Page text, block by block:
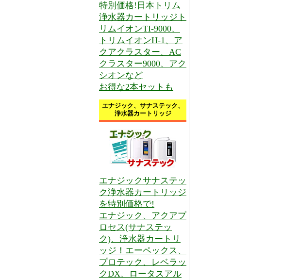
特別価格!日本トリム
浄水器カートリッジト
リムイオンTI-9000、
トリムイオンH-1、ア
クアクラスター、AC
クラスター9000、アク
シオンなど
お得な2本セットも
エナジック、サナステック、
浄水器カートリッジ
エナジックサナステッ
ク浄水器カートリッジ
を特別価格で!
エナジック、アクアプ
ロセス(サナステッ
ク)、浄水器カートリ
ッジ！エーペックス、
プロテック、レベラッ
クDX、ロータスアル